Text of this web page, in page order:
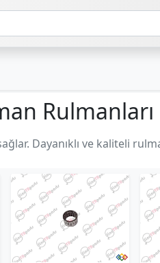
Rulmanları
Dayanıklı ve kaliteli